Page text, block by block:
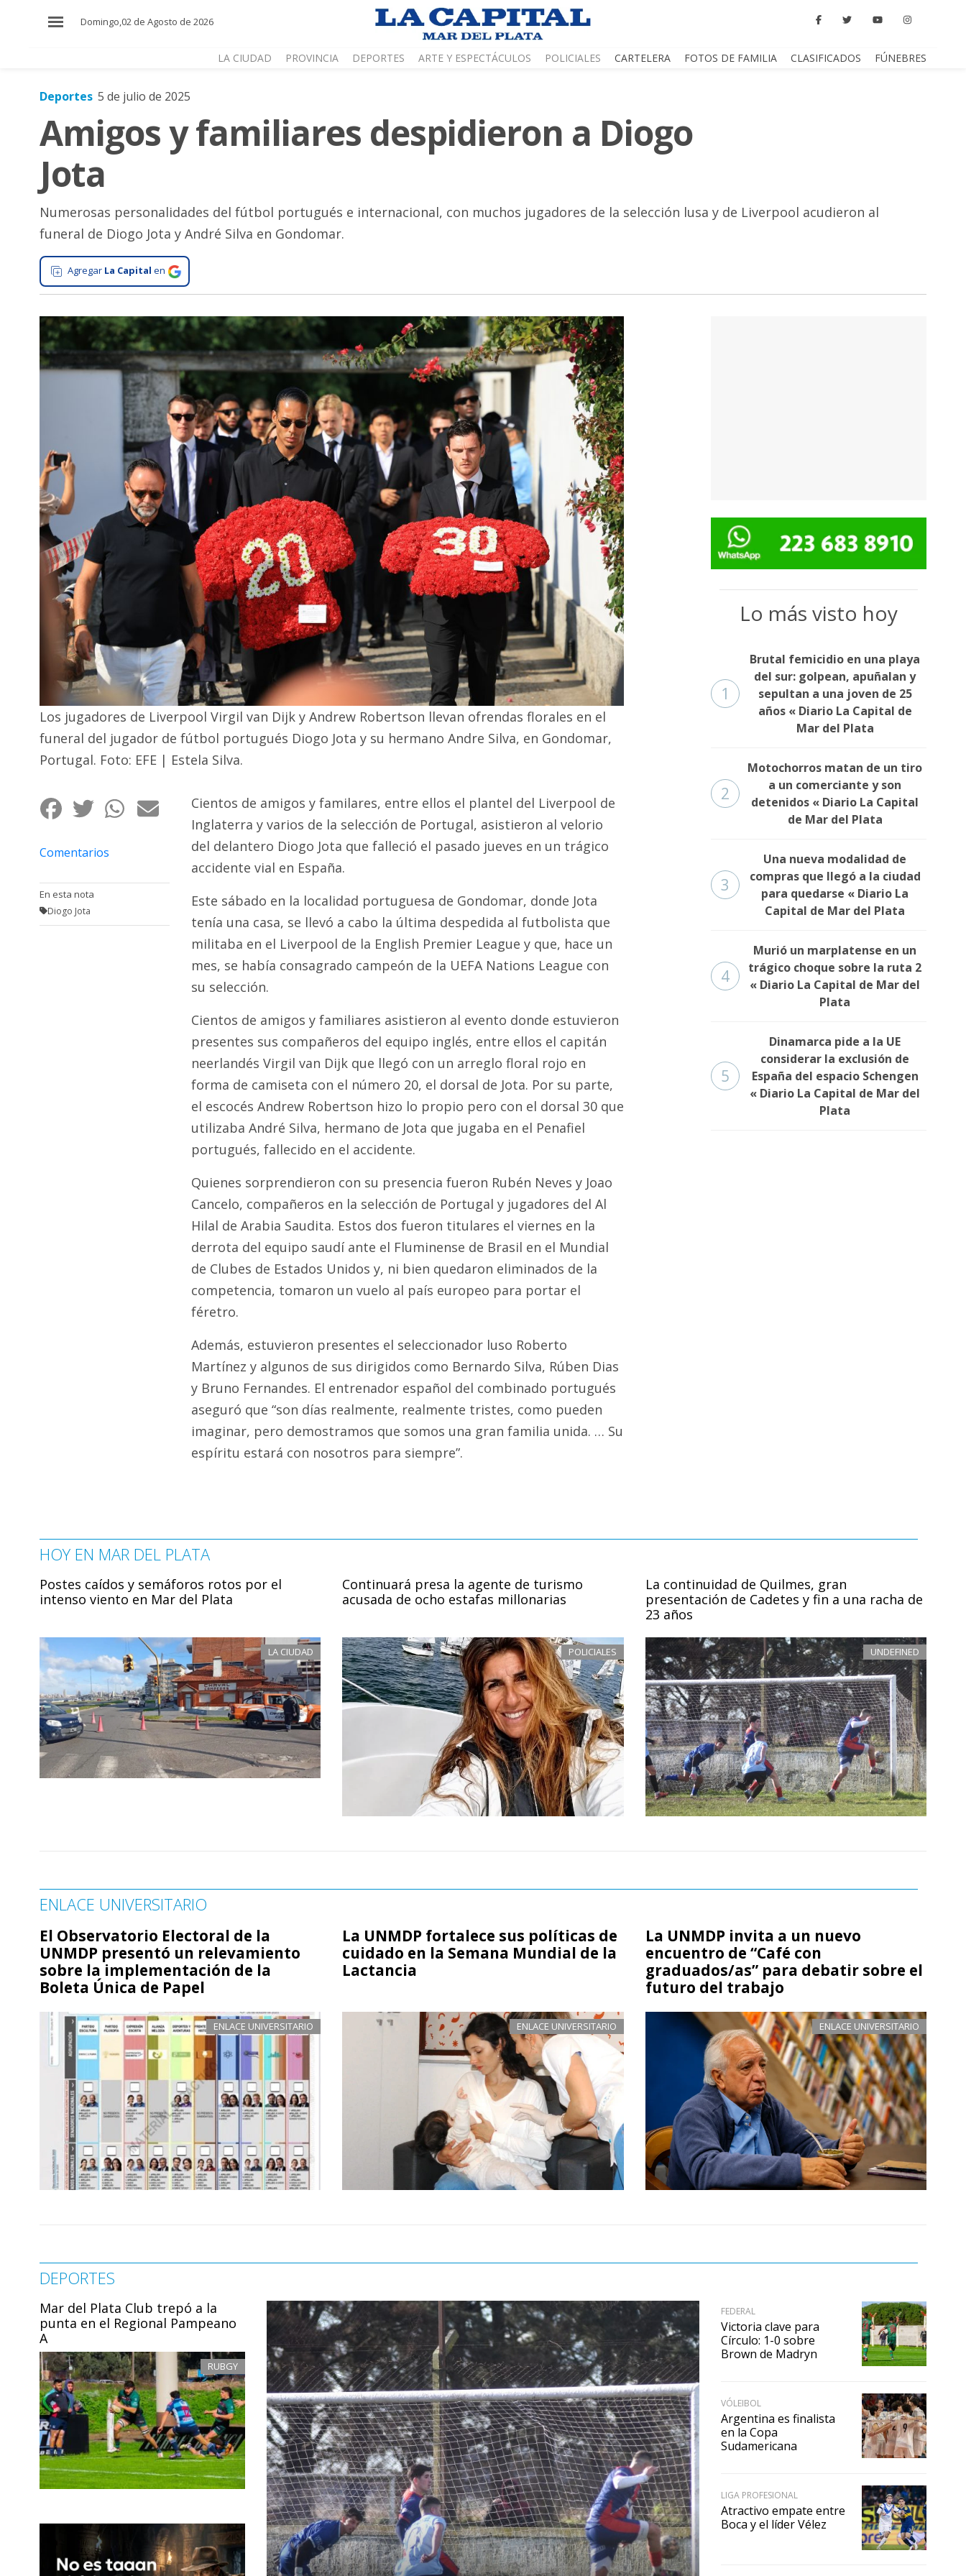
Domingo,02 de Agosto de 2026
LA CIUDAD PROVINCIA DEPORTES ARTE Y ESPECTÁCULOS POLICIALES CARTELERA FOTOS DE FAMILIA CLASIFICADOS FÚNEBRES
Mundo
Zona
Cultura
Tecnología
Gastronomía
Salud
Interés
General
Espectáculos
Policiales
Cartelera
Fotos
Familia
Clasificados
Fúnebres
Deportes 5 de julio de 2025
Amigos y familiares despidieron a Diogo
Jota
Numerosas personalidades del fútbol portugués e internacional, con muchos jugadores de la selección lusa y de Liverpool acudieron al
funeral de Diogo Jota y André Silva en Gondomar.
Agregar La Capital en
Los jugadores de Liverpool Virgil van Dijk y Andrew Robertson llevan ofrendas florales en el
funeral del jugador de fútbol portugués Diogo Jota y su hermano Andre Silva, en Gondomar,
Portugal. Foto: EFE | Estela Silva.
Comentarios
En esta nota
Diogo Jota
Cientos de amigos y familares, entre ellos el plantel del Liverpool de
Inglaterra y varios de la selección de Portugal, asistieron al velorio
del delantero Diogo Jota que falleció el pasado jueves en un trágico
accidente vial en España.
Este sábado en la localidad portuguesa de Gondomar, donde Jota
tenía una casa, se llevó a cabo la última despedida al futbolista que
militaba en el Liverpool de la English Premier League y que, hace un
mes, se había consagrado campeón de la UEFA Nations League con
su selección.
Cientos de amigos y familiares asistieron al evento donde estuvieron
presentes sus compañeros del equipo inglés, entre ellos el capitán
neerlandés Virgil van Dijk que llegó con un arreglo floral rojo en
forma de camiseta con el número 20, el dorsal de Jota. Por su parte,
el escocés Andrew Robertson hizo lo propio pero con el dorsal 30 que
utilizaba André Silva, hermano de Jota que jugaba en el Penafiel
portugués, fallecido en el accidente.
Quienes sorprendieron con su presencia fueron Rubén Neves y Joao
Cancelo, compañeros en la selección de Portugal y jugadores del Al
Hilal de Arabia Saudita. Estos dos fueron titulares el viernes en la
derrota del equipo saudí ante el Fluminense de Brasil en el Mundial
de Clubes de Estados Unidos y, ni bien quedaron eliminados de la
competencia, tomaron un vuelo al país europeo para portar el
féretro.
Además, estuvieron presentes el seleccionador luso Roberto
Martínez y algunos de sus dirigidos como Bernardo Silva, Rúben Dias
y Bruno Fernandes. El entrenador español del combinado portugués
aseguró que “son días realmente, realmente tristes, como pueden
imaginar, pero demostramos que somos una gran familia unida. … Su
espíritu estará con nosotros para siempre”.
Lo más visto hoy
1
Brutal femicidio en una playa
del sur: golpean, apuñalan y
sepultan a una joven de 25
años « Diario La Capital de
Mar del Plata
2
Motochorros matan de un tiro
a un comerciante y son
detenidos « Diario La Capital
de Mar del Plata
3
Una nueva modalidad de
compras que llegó a la ciudad
para quedarse « Diario La
Capital de Mar del Plata
4
Murió un marplatense en un
trágico choque sobre la ruta 2
« Diario La Capital de Mar del
Plata
5
Dinamarca pide a la UE
considerar la exclusión de
España del espacio Schengen
« Diario La Capital de Mar del
Plata
HOY EN MAR DEL PLATA
Postes caídos y semáforos rotos por el
intenso viento en Mar del Plata
LA CIUDAD
Continuará presa la agente de turismo
acusada de ocho estafas millonarias
POLICIALES
La continuidad de Quilmes, gran
presentación de Cadetes y fin a una racha de
23 años
UNDEFINED
ENLACE UNIVERSITARIO
El Observatorio Electoral de la
UNMDP presentó un relevamiento
sobre la implementación de la
Boleta Única de Papel
ENLACE UNIVERSITARIO
La UNMDP fortalece sus políticas de
cuidado en la Semana Mundial de la
Lactancia
ENLACE UNIVERSITARIO
La UNMDP invita a un nuevo
encuentro de “Café con
graduados/as” para debatir sobre el
futuro del trabajo
ENLACE UNIVERSITARIO
DEPORTES
Mar del Plata Club trepó a la
punta en el Regional Pampeano
A
RUBGY
FEDERAL
Victoria clave para
Círculo: 1-0 sobre
Brown de Madryn
VÓLEIBOL
Argentina es finalista
en la Copa
Sudamericana
LIGA PROFESIONAL
Atractivo empate entre
Boca y el líder Vélez